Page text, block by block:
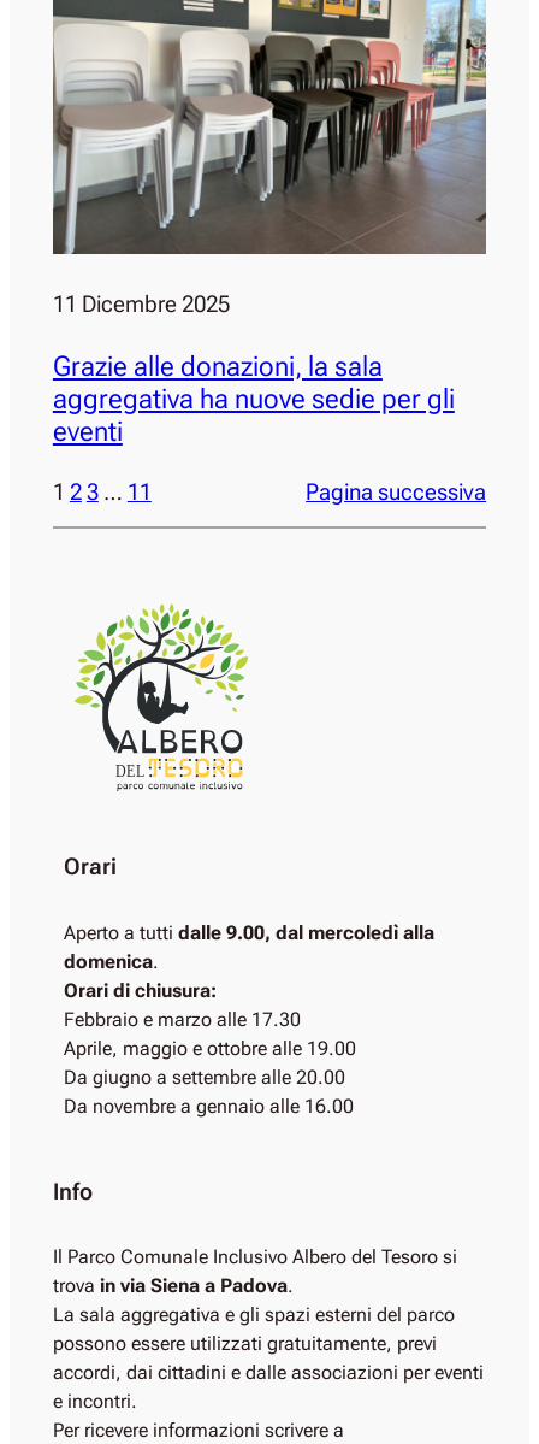
11 Dicembre 2025
Grazie alle donazioni, la sala
aggregativa ha nuove sedie per gli
eventi
1 23 … 11 Pagina successiva
DEL
Orari
Aperto a tutti dalle 9.00, dal mercoledì alla
domenica.
Orari di chiusura:
Febbraio e marzo alle 17.30
Aprile, maggio e ottobre alle 19.00
Da giugno a settembre alle 20.00
Da novembre a gennaio alle 16.00
Info
Il Parco Comunale Inclusivo Albero del Tesoro si
trova in via Siena a Padova.
La sala aggregativa e gli spazi esterni del parco
possono essere utilizzati gratuitamente, previ
accordi, dai cittadini e dalle associazioni per eventi
e incontri.
Per ricevere informazioni scrivere a